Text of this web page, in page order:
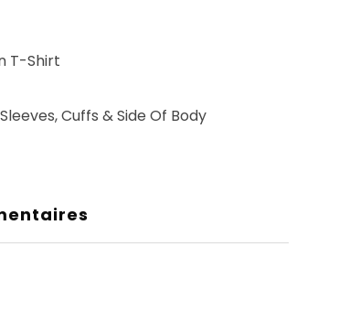
T-Shirt
Cuffs & Side Of Body